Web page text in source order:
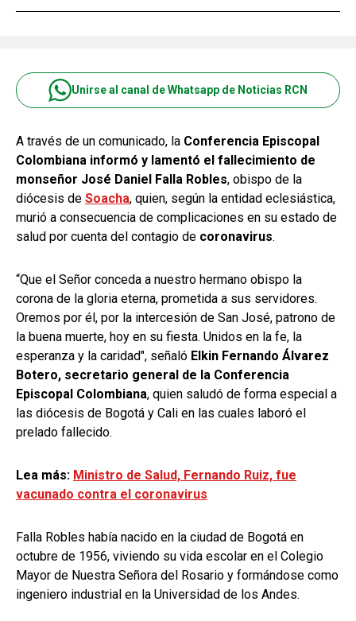
Unirse al canal de Whatsapp de Noticias RCN
A través de un comunicado, la Conferencia Episcopal
Colombiana informó y lamentó el fallecimiento de
monseñor José Daniel Falla Robles, obispo de la
diócesis de Soacha, quien, según la entidad eclesiástica,
murió a consecuencia de complicaciones en su estado de
salud por cuenta del contagio de coronavirus.
“Que el Señor conceda a nuestro hermano obispo la
corona de la gloria eterna, prometida a sus servidores.
Oremos por él, por la intercesión de San José, patrono de
la buena muerte, hoy en su fiesta. Unidos en la fe, la
esperanza y la caridad", señaló Elkin Fernando Álvarez
Botero, secretario general de la Conferencia
Episcopal Colombiana, quien saludó de forma especial a
las diócesis de Bogotá y Cali en las cuales laboró el
prelado fallecido.
Lea más: Ministro de Salud, Fernando Ruiz, fue
vacunado contra el coronavirus
Falla Robles había nacido en la ciudad de Bogotá en
octubre de 1956, viviendo su vida escolar en el Colegio
Mayor de Nuestra Señora del Rosario y formándose como
ingeniero industrial en la Universidad de los Andes.